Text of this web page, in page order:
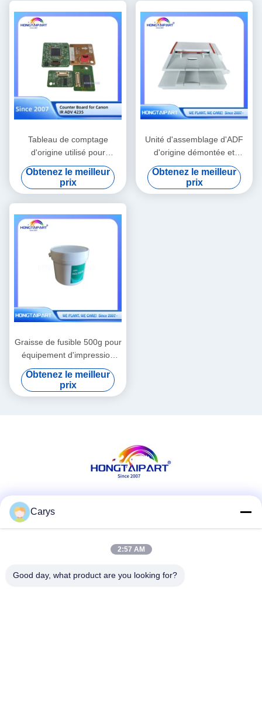
Tableau de comptage
d'origine utilisé pour
l'imprimante Canon IR ADV
4235
Obtenez le meilleur
prix
Unité d'assemblage d'ADF
d'origine démontée et
sauvée Compatible avec
Canon I-Sensys MF6180dw
Obtenez le meilleur
prix
Graisse de fusible 500g pour
équipement d'impression
laser
Obtenez le meilleur
prix
Carys
2:57 AM
Good day, what product are you looking for?